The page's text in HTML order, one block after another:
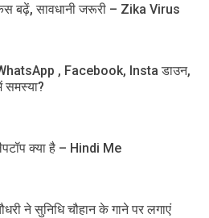
बढ़ें, सावधानी जरूरी – Zika Virus
, Facebook, Insta डाउन,
समस्या?
क्या है – Hindi Me
ने सुनिधि चौहान के गाने पर लगाएं